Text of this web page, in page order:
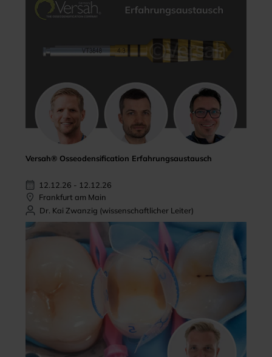
Versah® Osseodensification Erfahrungsaustausch
12.12.26 - 12.12.26
Frankfurt am Main
Dr. Kai Zwanzig (wissenschaftlicher Leiter)